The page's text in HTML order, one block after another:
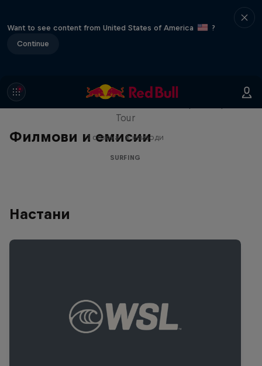
Want to see content from United States of America
?
Continue
Филмови и емисии
WSL Replay
Tour
1 сезона · 6 епизоди
SURFING
Настани